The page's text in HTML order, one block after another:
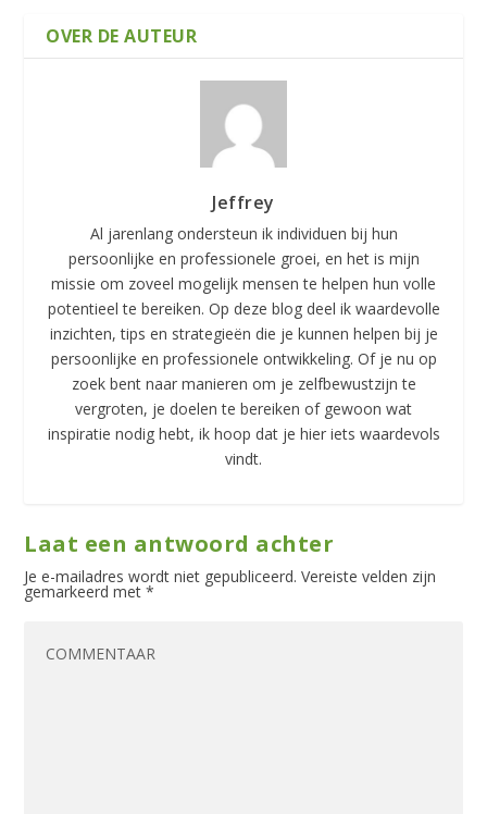
OVER DE AUTEUR
Jeffrey
Al jarenlang ondersteun ik individuen bij hun
persoonlijke en professionele groei, en het is mijn
missie om zoveel mogelijk mensen te helpen hun volle
potentieel te bereiken. Op deze blog deel ik waardevolle
inzichten, tips en strategieën die je kunnen helpen bij je
persoonlijke en professionele ontwikkeling. Of je nu op
zoek bent naar manieren om je zelfbewustzijn te
vergroten, je doelen te bereiken of gewoon wat
inspiratie nodig hebt, ik hoop dat je hier iets waardevols
vindt.
Laat een antwoord achter
Je e-mailadres wordt niet gepubliceerd. Vereiste velden zijn
gemarkeerd met*